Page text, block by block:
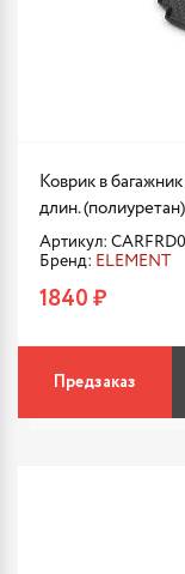
Коврик в
длин.
Артикул:
Бренд: ELEMENT
1840 ₽
Предзаказ